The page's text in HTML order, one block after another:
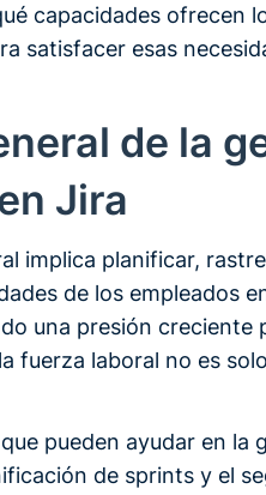
capacidades ofrecen
satisfacer esas
de la
Jira
implica planificar,
de los empleados
una presión creciente
fuerza laboral no es
pueden ayudar en la
de sprints y el